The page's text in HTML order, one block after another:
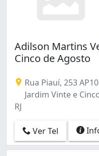
Adilson Martins
Cinco de Agosto
Rua Piauí, 253
Jardim Vinte e
RJ
Ver Tel